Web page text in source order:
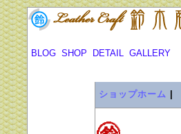
BLOG SHOP DETAIL GALLERY
ショップホーム